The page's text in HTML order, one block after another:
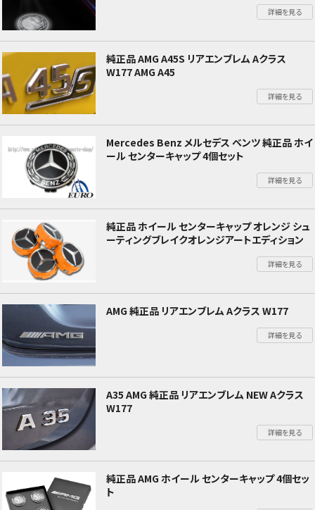
詳細を見る
純正品 AMG A45S リアエンブレム Aクラス
W177 AMG A45
詳細を見る
Mercedes Benz メルセデス ベンツ 純正品 ホイ
ール センターキャップ 4個セット
詳細を見る
純正品 ホイール センターキャップ オレンジ シュ
ーティングブレイクオレンジアートエディション
詳細を見る
AMG 純正品 リアエンブレム Aクラス W177
詳細を見る
A35 AMG 純正品 リアエンブレム NEW Aクラス
W177
詳細を見る
純正品 AMG ホイール センターキャップ 4個セッ
ト